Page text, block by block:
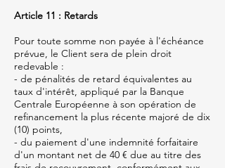
Article 11 : Retards
Pour toute somme non payée à l'échéance
prévue, le Client sera de plein droit
redevable :
- de pénalités de retard équivalentes au
taux d'intérêt, appliqué par la Banque
Centrale Européenne à son opération de
refinancement la plus récente majoré de dix
(10) points,
- du paiement d'une indemnité forfaitaire
d'un montant net de 40 € due au titre des